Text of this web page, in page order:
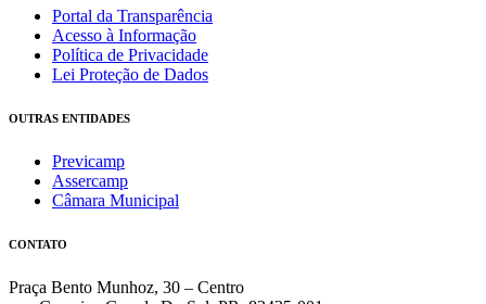
Portal da Transparência
Acesso à Informação
Política de Privacidade
Lei Proteção de Dados
OUTRAS ENTIDADES
Previcamp
Assercamp
Câmara Municipal
CONTATO
Praça Bento Munhoz, 30 – Centro